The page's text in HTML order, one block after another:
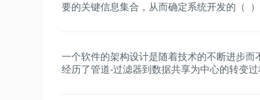
要的关键信息集合，从而确定系统开发的（
一个软件的架构设计是随着技术的不断进步
经历了管道-过滤器到数据共享为中心的转变